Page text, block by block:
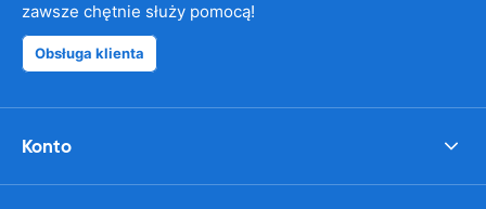
zawsze chętnie służy pomocą!
Obsługa klienta
Konto